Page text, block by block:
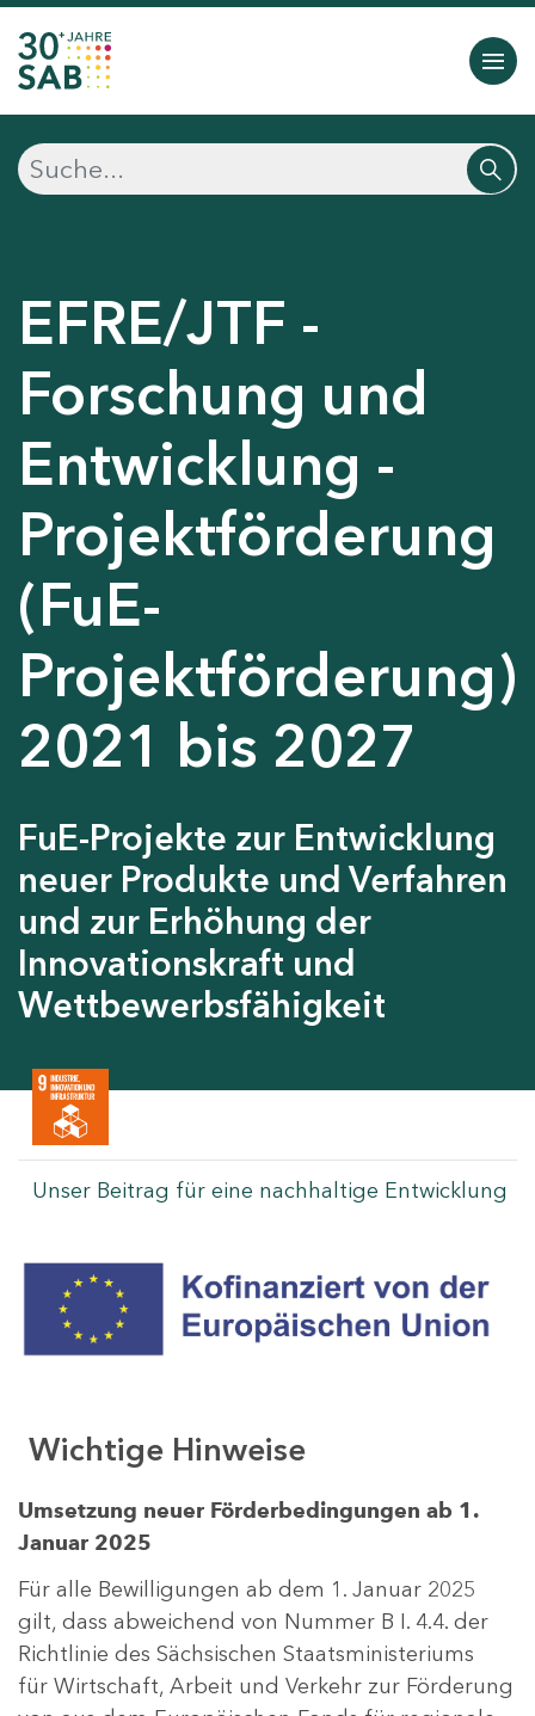
EFRE/JTF -
Forschung und
Entwicklung -
Projektförderung
(FuE-
Projektförderung)
2021 bis 2027
FuE-Projekte zur Entwicklung
neuer Produkte und Verfahren
und zur Erhöhung der
Innovationskraft und
Wettbewerbsfähigkeit
Unser Beitrag für eine nachhaltige Entwicklung
Wichtige Hinweise
Umsetzung neuer Förderbedingungen ab 1.
Januar 2025
Für alle Bewilligungen ab dem 1. Januar 2025
gilt, dass abweichend von Nummer B I. 4.4. der
Richtlinie des Sächsischen Staatsministeriums
für Wirtschaft, Arbeit und Verkehr zur Förderung